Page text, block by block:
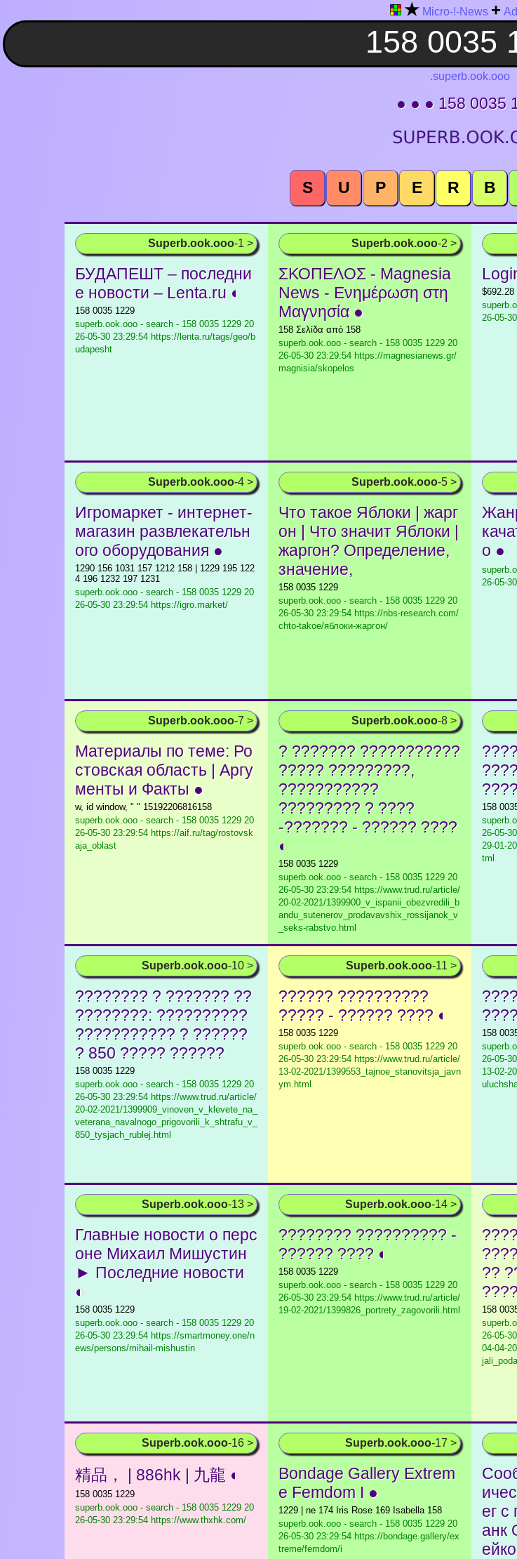
★ Micro-!-News +
.superb.ook.ooo
● ● ● 158 0035
S U P E R B
Superb.ook.ooo-1 >
БУДАПЕШТ – последни
е новости – Lenta.ru ◐
158 0035 1229
superb.ook.ooo - search - 158 0035 1229 20
26-05-30 23:29:54 https://lenta.ru/tags/geo/b
udapesht
Superb.ook.ooo-2 >
ΣΚΟΠΕΛΟΣ - Magnesia
News - Ενημέρωση στη
Μαγνησία ●
158 Σελίδα από 158
superb.ook.ooo - search - 158 0035 1229 20
26-05-30 23:29:54 https://magnesianews.gr/
magnisia/skopelos
$692.28
26-05-
Superb.ook.ooo-4 >
Игромаркет - интернет-
магазин развлекательн
ого оборудования ●
1290 156 1031 157 1212 158 | 1229 195 122
4 196 1232 197 1231
superb.ook.ooo - search - 158 0035 1229 20
26-05-30 23:29:54 https://igro.market/
Superb.ook.ooo-5 >
Что такое Яблоки | жарг
он | Что значит Яблоки |
жаргон? Определение,
значение,
158 0035 1229
superb.ook.ooo - search - 158 0035 1229 20
26-05-30 23:29:54 https://nbs-research.com/
chto-takoe/яблоки-жаргон/
о ●
26-05-
Superb.ook.ooo-7 >
Материалы по теме: Ро
стовская область | Аргу
менты и Факты ●
w, id window, " " 15192206816158
superb.ook.ooo - search - 158 0035 1229 20
26-05-30 23:29:54 https://aif.ru/tag/rostovsk
aja_oblast
Superb.ook.ooo-8 >
? ??????? ???????????
????? ?????????,
???????????
????????? ? ????
-??????? - ?????? ????
◐
158 0035 1229
superb.ook.ooo - search - 158 0035 1229 20
26-05-30 23:29:54 https://www.trud.ru/article/
20-02-2021/1399900_v_ispanii_obezvredili_b
andu_sutenerov_prodavavshix_rossijanok_v
_seks-rabstvo.html
158
26-05-
29-01-
tml
Superb.ook.ooo-10 >
???????? ? ??????? ??
????????: ??????????
??????????? ? ??????
? 850 ????? ??????
158 0035 1229
superb.ook.ooo - search - 158 0035 1229 20
26-05-30 23:29:54 https://www.trud.ru/article/
20-02-2021/1399909_vinoven_v_klevete_na_
veterana_navalnogo_prigovorili_k_shtrafu_v_
850_tysjach_rublej.html
Superb.ook.ooo-11 >
?????? ??????????
????? - ?????? ???? ◐
158 0035 1229
superb.ook.ooo - search - 158 0035 1229 20
26-05-30 23:29:54 https://www.trud.ru/article/
13-02-2021/1399553_tajnoe_stanovitsja_javn
ym.html
158
26-05-
13-02-
Superb.ook.ooo-13 >
Главные новости о перс
оне Михаил Мишустин
► Последние новости
◐
158 0035 1229
superb.ook.ooo - search - 158 0035 1229 20
26-05-30 23:29:54 https://smartmoney.one/n
ews/persons/mihail-mishustin
Superb.ook.ooo-14 >
???????? ?????????? -
?????? ???? ◐
158 0035 1229
superb.ook.ooo - search - 158 0035 1229 20
26-05-30 23:29:54 https://www.trud.ru/article/
19-02-2021/1399826_portrety_zagovorili.html
??
158
26-05-
04-04-
Superb.ook.ooo-16 >
精品， | 886hk | 九龍 ◐
158 0035 1229
superb.ook.ooo - search - 158 0035 1229 20
26-05-30 23:29:54 https://www.thxhk.com/
Superb.ook.ooo-17 >
Bondage Gallery Extrem
e Femdom I ●
1229 | ne 174 Iris Rose 169 Isabella 158
superb.ook.ooo - search - 158 0035 1229 20
26-05-30 23:29:54 https://bondage.gallery/ex
treme/femdom/i
ег
анк